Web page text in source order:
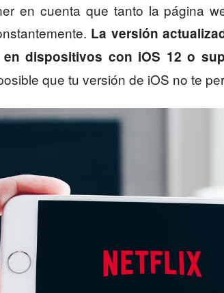
en cuenta que tanto la página
La versión
en dispositivos con iOS 12 o
que tu versión de iOS no te